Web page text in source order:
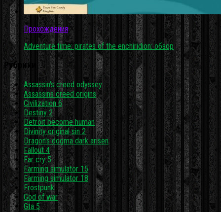
Прохождения
Adventure time: pirates of the enchiridion: обзор
Рубрики
Assassin's creed odyssey
Assassins creed origins
Civilization 6
Destiny 2
Detroit become human
Divinity original sin 2
Dragon's dogma dark arisen
Fallout 4
Far cry 5
Farming simulator 15
Farming simulator 18
Frostpunk
God of war
Gta 5